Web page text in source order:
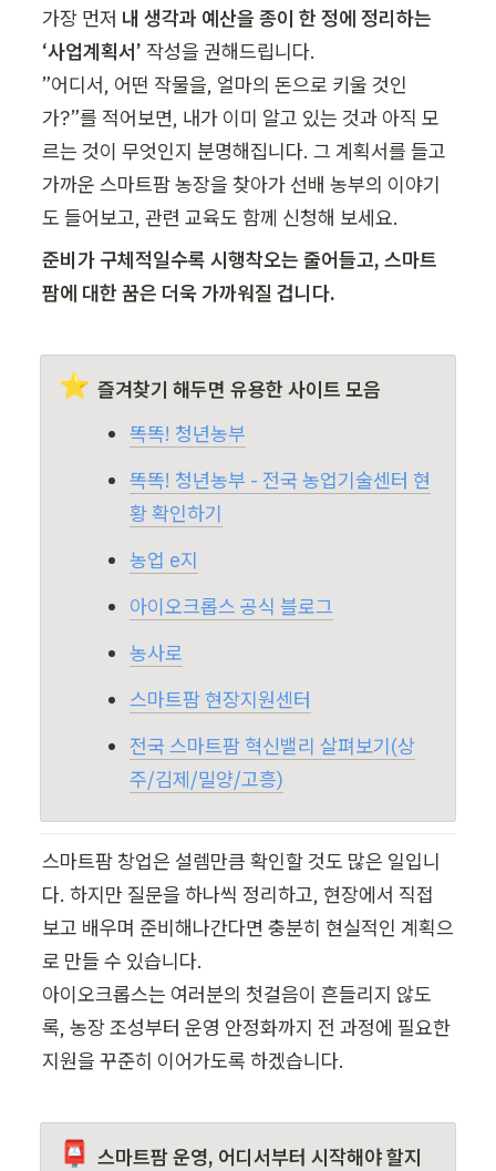
가장 먼저 내 생각과 예산을 종이 한 정에 정리하는
‘사업계획서’ 작성을 권해드립니다.
”어디서, 어떤 작물을, 얼마의 돈으로 키울 것인
가?”를 적어보면, 내가 이미 알고 있는 것과 아직 모
르는 것이 무엇인지 분명해집니다. 그 계획서를 들고
가까운 스마트팜 농장을 찾아가 선배 농부의 이야기
도 들어보고, 관련 교육도 함께 신청해 보세요.
준비가 구체적일수록 시행착오는 줄어들고, 스마트
팜에 대한 꿈은 더욱 가까워질 겁니다.
⭐ 즐겨찾기 해두면 유용한 사이트 모음
똑똑! 청년농부
똑똑! 청년농부 - 전국 농업기술센터 현
황 확인하기
농업 e지
아이오크롭스 공식 블로그
농사로
스마트팜 현장지원센터
전국 스마트팜 혁신밸리 살펴보기(상
주/김제/밀양/고흥)
스마트팜 창업은 설렘만큼 확인할 것도 많은 일입니
다. 하지만 질문을 하나씩 정리하고, 현장에서 직접
보고 배우며 준비해나간다면 충분히 현실적인 계획으
로 만들 수 있습니다.
아이오크롭스는 여러분의 첫걸음이 흔들리지 않도
록, 농장 조성부터 운영 안정화까지 전 과정에 필요한
지원을 꾸준히 이어가도록 하겠습니다.
📮 스마트팜 운영, 어디서부터 시작해야 할지